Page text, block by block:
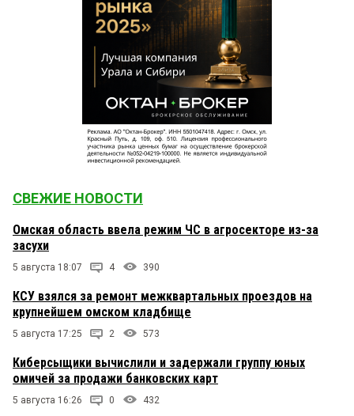
СВЕЖИЕ НОВОСТИ
Омская область ввела режим ЧС в агросекторе из-за
засухи
5 августа 18:07 4 390
КСУ взялся за ремонт межквартальных проездов на
крупнейшем омском кладбище
5 августа 17:25 2 573
Киберсыщики вычислили и задержали группу юных
омичей за продажи банковских карт
5 августа 16:26 0 432